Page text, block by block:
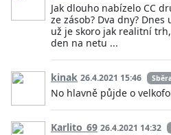
Jak dlouho nabízelo CC
ze zásob? Dva dny?
už je skoro jak realitní
den na netu ...
kinak 26.4.2021 15:46
No hlavně půjde o
Karlito_69 26.4.2021 14:32